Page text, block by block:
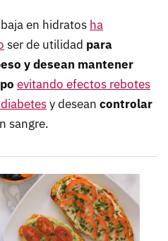
en hidratos ha
ser de utilidad para
y desean mantener
evitando efectos rebotes
y desean controlar
sangre.